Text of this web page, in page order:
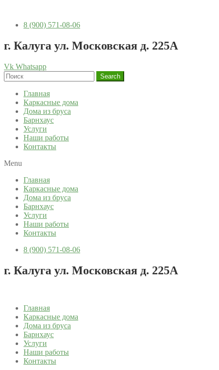
8 (900) 571-08-06
г. Калуга ул. Московская д. 225А
Vk Whatsapp
Search
Главная
Каркасные дома
Дома из бруса
Барнхаус
Услуги
Наши работы
Контакты
Menu
Главная
Каркасные дома
Дома из бруса
Барнхаус
Услуги
Наши работы
Контакты
8 (900) 571-08-06
г. Калуга ул. Московская д. 225А
Главная
Каркасные дома
Дома из бруса
Барнхаус
Услуги
Наши работы
Контакты